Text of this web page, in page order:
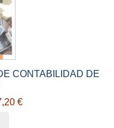
CONTABILIDAD DE
€